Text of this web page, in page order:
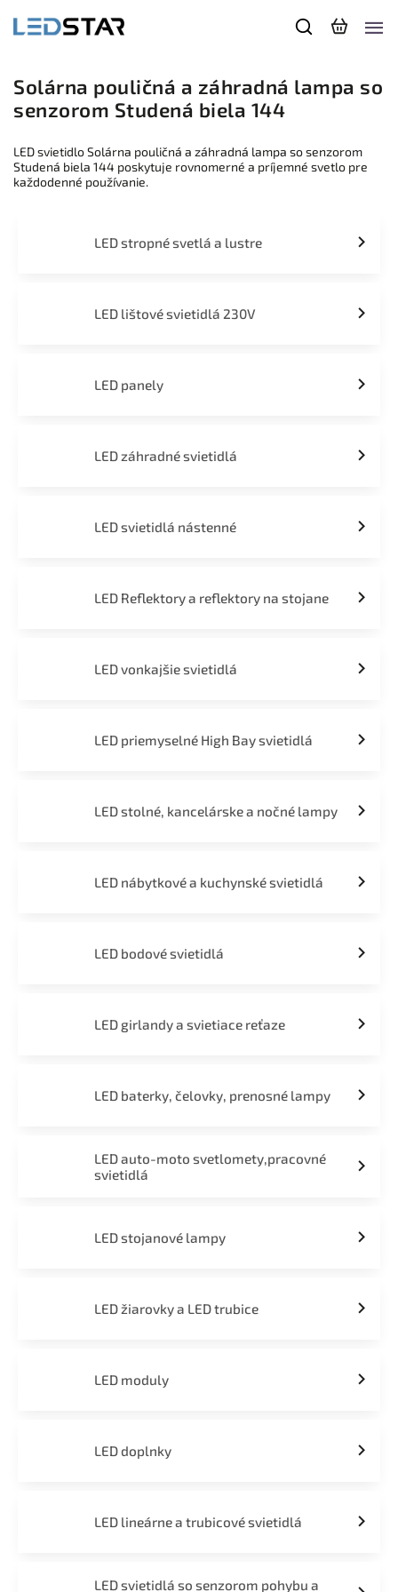
Solárna pouličná a záhradná lampa so
senzorom Studená biela 144
LED svietidlo Solárna pouličná a záhradná lampa so senzorom
Studená biela 144 poskytuje rovnomerné a príjemné svetlo pre
každodenné používanie.
LED stropné svetlá a lustre
LED lištové svietidlá 230V
LED panely
LED záhradné svietidlá
LED svietidlá nástenné
LED Reflektory a reflektory na stojane
LED vonkajšie svietidlá
LED priemyselné High Bay svietidlá
LED stolné, kancelárske a nočné lampy
LED nábytkové a kuchynské svietidlá
LED bodové svietidlá
LED girlandy a svietiace reťaze
LED baterky, čelovky, prenosné lampy
LED auto-moto svetlomety,pracovné
svietidlá
LED stojanové lampy
LED žiarovky a LED trubice
LED moduly
LED doplnky
LED lineárne a trubicové svietidlá
LED svietidlá so senzorom pohybu a